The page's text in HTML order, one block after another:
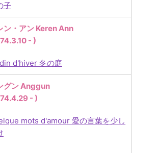
子
ン・アン Keren Ann
- )
d'hiver 冬の庭
グン Anggun
- )
mots d'amour 愛の言葉を少し